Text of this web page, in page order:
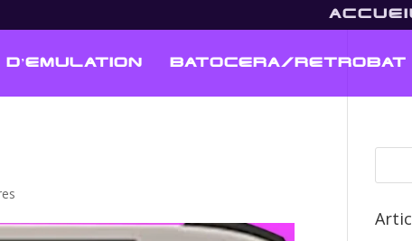
BATOCERA/RETROBAT